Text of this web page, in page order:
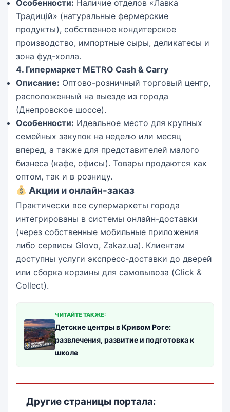
Особенности: Наличие отделов «Лавка
Традицій» (натуральные фермерские
продукты), собственное кондитерское
производство, импортные сыры, деликатесы и
зона фуд-холла.
4. Гипермаркет METRO Cash & Carry
Описание: Оптово-розничный торговый центр,
расположенный на выезде из города
(Днепровское шоссе).
Особенности: Идеальное место для крупных
семейных закупок на неделю или месяц
вперед, а также для представителей малого
бизнеса (кафе, офисы). Товары продаются как
оптом, так и в розницу.
Акции и онлайн-заказ
Практически все супермаркеты города
интегрированы в системы онлайн-доставки
(через собственные мобильные приложения
либо сервисы Glovo, Zakaz.ua). Клиентам
доступны услуги экспресс-доставки до дверей
или сборка корзины для самовывоза (Click &
Collect).
ЧИТАЙТЕ ТАКЖЕ:
Детские центры в Кривом Роге:
развлечения, развитие и подготовка к
школе
Другие страницы портала: